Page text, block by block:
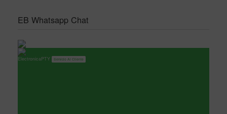
EB Whatsapp Chat
ElectronicaPTY Servicio Al Cliente